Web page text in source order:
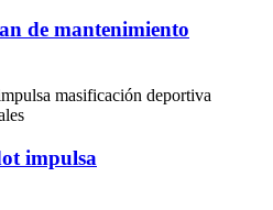
de mantenimiento
impulsa